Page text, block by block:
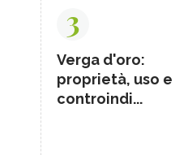
3
Verga d'oro:
proprietà, uso e
controindi...